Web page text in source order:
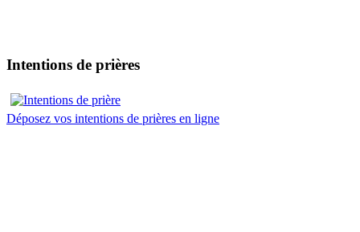
Intentions de prières
Déposez vos intentions de prières en ligne